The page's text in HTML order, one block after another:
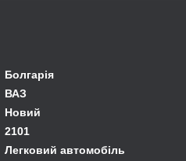
Болгарія
ВАЗ
Новий
2101
Легковий автомобіль